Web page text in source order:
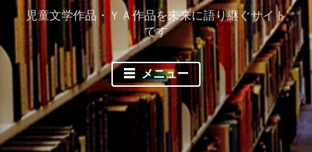
児童文学作品・ＹＡ作品を未来に語り継ぐサイト
です
メニュー